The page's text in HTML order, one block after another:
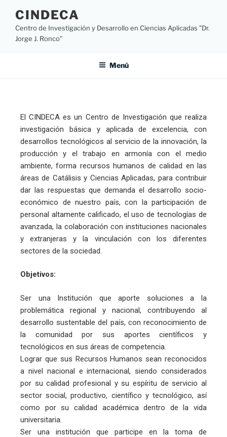
CINDECA
Centro de Investigación y Desarrollo en Ciencias Aplicadas "Dr.
Jorge J. Ronco"
Menú
El CINDECA es un Centro de Investigación que realiza
investigación básica y aplicada de excelencia, con
desarrollos tecnológicos al servicio de la innovación, la
producción y el trabajo en armonía con el medio
ambiente, forma recursos humanos de calidad en las
áreas de Catálisis y Ciencias Aplicadas, para contribuir
dar las respuestas que demanda el desarrollo socio-
económico de nuestro país, con la participación de
personal altamente calificado, el uso de tecnologías de
avanzada, la colaboración con instituciones nacionales
y extranjeras y la vinculación con los diferentes
sectores de la sociedad.
Objetivos:
Ser una Institución que aporte soluciones a la
problemática regional y nacional, contribuyendo al
desarrollo sustentable del país, con reconocimiento de
la comunidad por sus aportes científicos y
tecnológicos en sus áreas de competencia.
Lograr que sus Recursos Humanos sean reconocidos
a nivel nacional e internacional, siendo considerados
por su calidad profesional y su espíritu de servicio al
sector social, productivo, científico y tecnológico, así
como por su calidad académica dentro de la vida
universitaria.
Ser una institución que participe en la toma de